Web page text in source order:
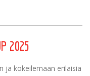
2025
ja kokeilemaan erilaisia